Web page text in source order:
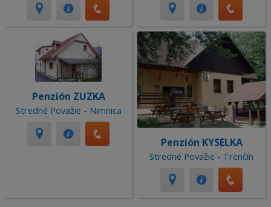
Penzión ZUZKA
Stredné Považie - Nimnica
Penzión KYSELKA
Stredné Považie - Trenčín